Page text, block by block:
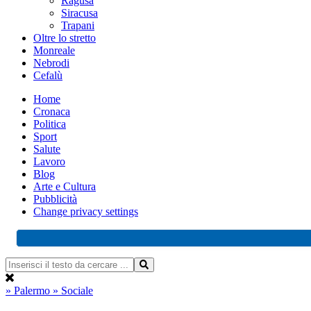
Siracusa
Trapani
Oltre lo stretto
Monreale
Nebrodi
Cefalù
Home
Cronaca
Politica
Sport
Salute
Lavoro
Blog
Arte e Cultura
Pubblicità
Change privacy settings
» Palermo » Sociale